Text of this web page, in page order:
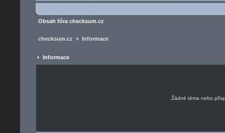
Obsah fóra checksum.cz
checksum.cz » Informace
Informace
Žádné téma nebo